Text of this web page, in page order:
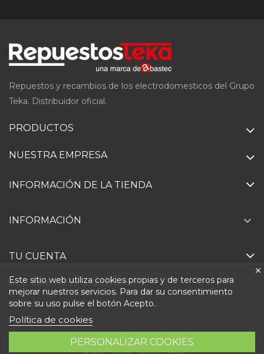
Repuestos y recambios de los electrodomesticos del Grupo
Teka. Distribuidor oficial.
PRODUCTOS
NUESTRA EMPRESA
INFORMACIÓN DE LA TIENDA
Este sitio web utiliza cookies propias y de terceros para
mejorar nuestros servicios. Para dar su consentimiento
sobre su uso pulse el botón Acepto.
Política de cookies
PERSONALIZAR COOKIES
INFORMACIÓN 
TU CUENTA
Ejercer derecho de desistimiento